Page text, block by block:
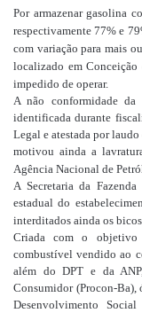
Por armazenar gasolina
respectivamente 77% e
com variação para mais
localizado em
impedido de operar.
A não conformidade
identificada durante
Legal e atestada por
motivou ainda a
Agência Nacional de
A Secretaria da
estadual do
interditados ainda os
Criada com o
combustível vendido ao
além do DPT e da
Consumidor (Procon-Ba),
Desenvolvimento